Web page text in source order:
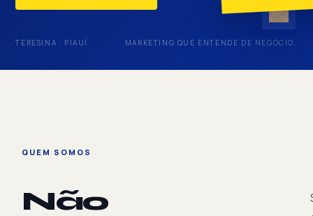
TERESINA · PIAUÍ MARKETING QUE ENTENDE DE NEGÓCIO.
QUEM SOMOS
Não